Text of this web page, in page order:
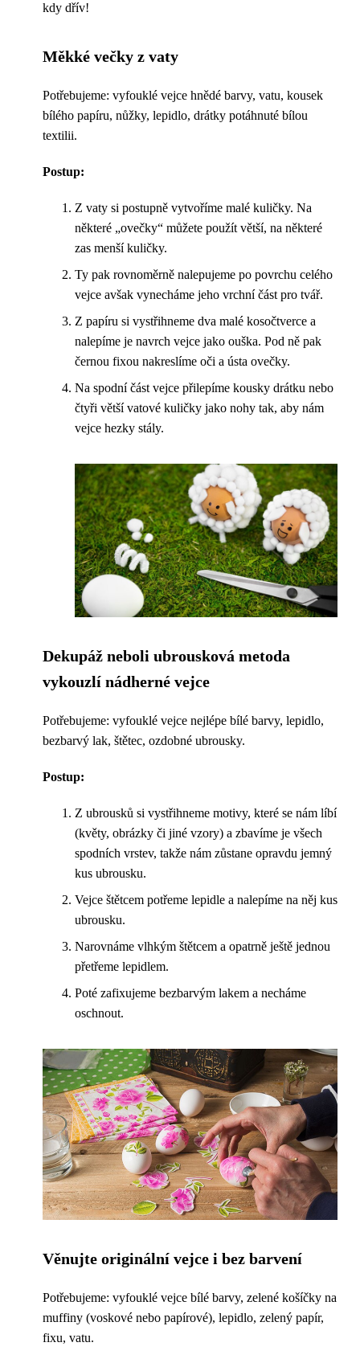
kdy dřív!
Měkké večky z vaty
Potřebujeme: vyfouklé vejce hnědé barvy, vatu, kousek
bílého papíru, nůžky, lepidlo, drátky potáhnuté bílou
textilii.
Postup:
Z vaty si postupně vytvoříme malé kuličky. Na
některé „ovečky“ můžete použít větší, na některé
zas menší kuličky.
Ty pak rovnoměrně nalepujeme po povrchu celého
vejce avšak vynecháme jeho vrchní část pro tvář.
Z papíru si vystřihneme dva malé kosočtverce a
nalepíme je navrch vejce jako ouška. Pod ně pak
černou fixou nakreslíme oči a ústa ovečky.
Na spodní část vejce přilepíme kousky drátku nebo
čtyři větší vatové kuličky jako nohy tak, aby nám
vejce hezky stály.
Dekupáž neboli ubrousková metoda
vykouzlí nádherné vejce
Potřebujeme: vyfouklé vejce nejlépe bílé barvy, lepidlo,
bezbarvý lak, štětec, ozdobné ubrousky.
Postup:
Z ubrousků si vystřihneme motivy, které se nám líbí
(květy, obrázky či jiné vzory) a zbavíme je všech
spodních vrstev, takže nám zůstane opravdu jemný
kus ubrousku.
Vejce štětcem potřeme lepidle a nalepíme na něj kus
ubrousku.
Narovnáme vlhkým štětcem a opatrně ještě jednou
přetřeme lepidlem.
Poté zafixujeme bezbarvým lakem a necháme
oschnout.
Věnujte originální vejce i bez barvení
Potřebujeme: vyfouklé vejce bílé barvy, zelené košíčky na
muffiny (voskové nebo papírové), lepidlo, zelený papír,
fixu, vatu.